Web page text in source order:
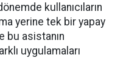
kullanıcıların
yerine tek bir yapay
bu asistanın
uygulamaları